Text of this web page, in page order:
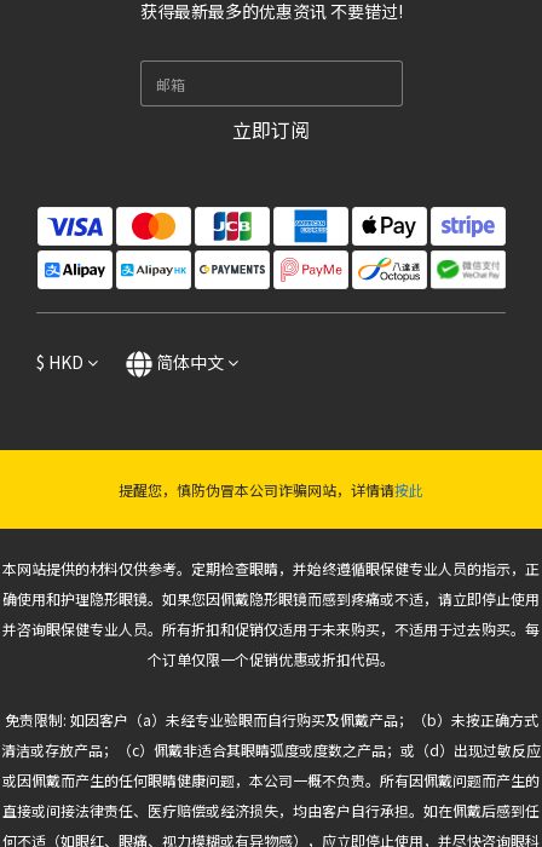
获得最新最多的优惠资讯 不要错过!
立即订阅
$ HKD 简体中文
提醒您，慎防伪冒本公司诈骗网站，详情请按此
本网站提供的材料仅供参考。定期检查眼睛，并始终遵循眼保健专业人员的指示，正
确使用和护理隐形眼镜。如果您因佩戴隐形眼镜而感到疼痛或不适，请立即停止使用
并咨询眼保健专业人员。所有折扣和促销仅适用于未来购买，不适用于过去购买。每
个订单仅限一个促销优惠或折扣代码。
免责限制: 如因客户（a）未经专业验眼而自行购买及佩戴产品；（b）未按正确方式
清洁或存放产品；（c）佩戴非适合其眼睛弧度或度数之产品；或（d）出现过敏反应
或因佩戴而产生的任何眼睛健康问题，本公司一概不负责。所有因佩戴问题而产生的
直接或间接法律责任、医疗赔偿或经济损失，均由客户自行承担。如在佩戴后感到任
何不适（如眼红、眼痛、视力模糊或有异物感），应立即停止使用，并尽快咨询眼科